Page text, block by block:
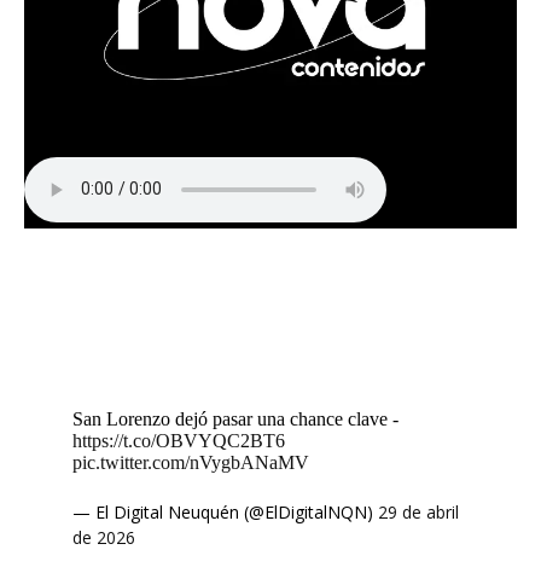
San Lorenzo dejó pasar una chance clave -
https://t.co/OBVYQC2BT6
pic.twitter.com/nVygbANaMV
— El Digital Neuquén (@ElDigitalNQN) 29 de abril
de 2026